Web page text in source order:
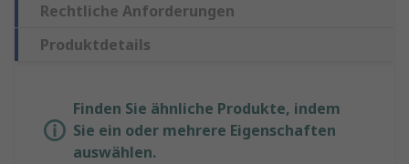
Rechtliche Anforderungen
Produktdetails
Finden Sie ähnliche Produkte, indem
Sie ein oder mehrere Eigenschaften
auswählen.